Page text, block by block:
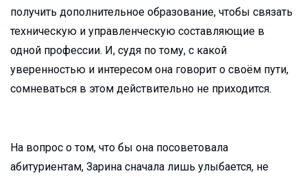
получить дополнительное образование, чтобы связать
техническую и управленческую составляющие в
одной профессии. И, судя по тому, с какой
уверенностью и интересом она говорит о своём пути,
сомневаться в этом действительно не приходится.
На вопрос о том, что бы она посоветовала
абитуриентам, Зарина сначала лишь улыбается, не